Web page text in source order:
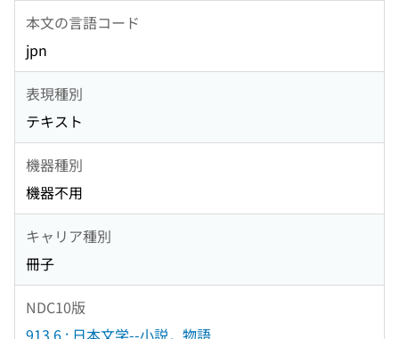
本文の言語コード
jpn
表現種別
テキスト
機器種別
機器不用
キャリア種別
冊子
NDC10版
913.6 : 日本文学--小説．物語